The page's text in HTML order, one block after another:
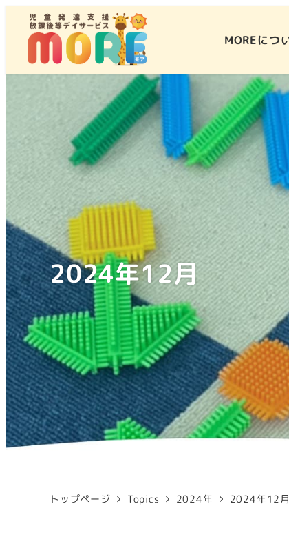
MOREにつ
2024年12月
トップページ Topics 2024年 2024年12月